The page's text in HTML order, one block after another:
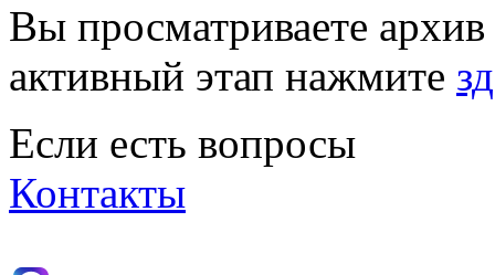
Вы просматриваете
активный этап нажмите
Если есть вопросы
Контакты